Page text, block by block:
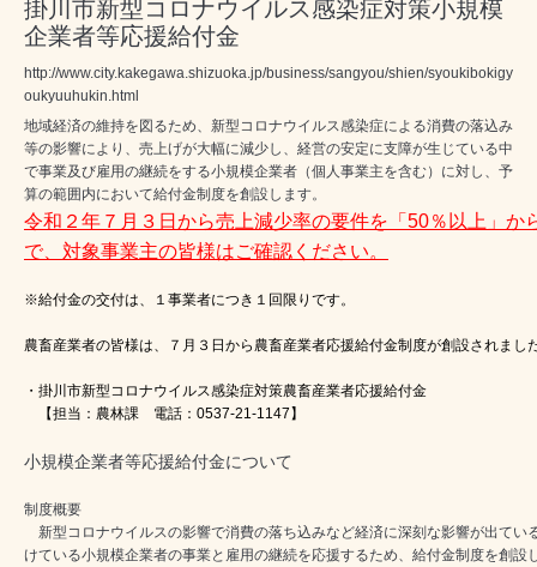
掛川市新型コロナウイルス感染症対策小規模
企業者等応援給付金
http://www.city.kakegawa.shizuoka.jp/business/sangyou/shien/syoukibokigy
oukyuuhukin.html
地域経済の維持を図るため、新型コロナウイルス感染症による消費の落込み
等の影響により、売上げが大幅に減少し、経営の安定に支障が生じている中
で事業及び雇用の継続をする小規模企業者（個人事業主を含む）に対し、予
算の範囲内において給付金制度を創設します。
令和２年７月３日から売上減少率の要件を「50％以上」か
で、対象事業主の皆様はご確認ください。
※給付金の交付は、１事業者につき１回限りです。
農畜産業者の皆様は、７月３日から農畜産業者応援給付金制度が創設されまし
・掛川市新型コロナウイルス感染症対策農畜産業者応援給付金
【担当：農林課 電話：0537-21-1147】
小規模企業者等応援給付金について
制度概要
新型コロナウイルスの影響で消費の落ち込みなど経済に深刻な影響が出てい
けている小規模企業者の事業と雇用の継続を応援するため、給付金制度を創設